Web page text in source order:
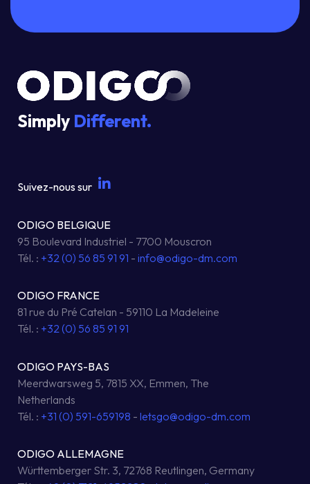
Simply Different.
Suivez-nous sur
ODIGO BELGIQUE
95 Boulevard Industriel - 7700 Mouscron
Tél. : +32 (0) 56 85 91 91 - info@odigo-dm.com
ODIGO FRANCE
81 rue du Pré Catelan - 59110 La Madeleine
Tél. : +32 (0) 56 85 91 91
ODIGO PAYS-BAS
Meerdwarsweg 5, 7815 XX, Emmen, The
Netherlands
Tél. : +31 (0) 591-659198 - letsgo@odigo-dm.com
ODIGO ALLEMAGNE
Württemberger Str. 3, 72768 Reutlingen, Germany